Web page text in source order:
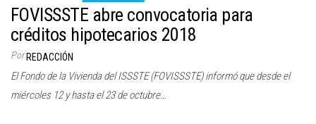
FOVISSSTE abre convocatoria para
créditos hipotecarios 2018
Por REDACCIÓN
El Fondo de la Vivienda del ISSSTE (FOVISSSTE) informó que desde el
miércoles 12 y hasta el 23 de octubre…